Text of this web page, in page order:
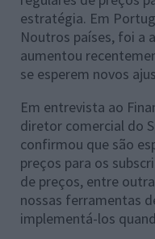
estratégia. Em
Noutros países, foi a
aumentou
se esperem novos
Em entrevista ao
diretor comercial do
confirmou que são
preços para os
de preços, entre
nossas ferramentas
implementá-los